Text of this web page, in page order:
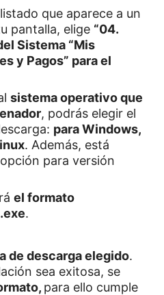
que aparece a un
pantalla, elige “04.
Sistema “Mis
y Pagos” para el
sistema operativo que
, podrás elegir el
para Windows,
. Además, está
para versión
el formato
.
de descarga elegido.
sea exitosa, se
para ello cumple